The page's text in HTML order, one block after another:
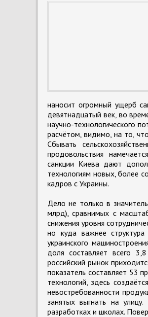
наносит огромный ущерб
девятнадцатый век, во
научно-технологического
расчётом, видимо, на то,
Сбывать
продовольствия
санкции Киева дают
технологиям новых, более
кадров с Украины.
Дело не только в
млрд), сравнимых с
снижения уровня
но куда важнее
украинского
доля составляет всего
российский рынок
показатель составляет 53
технологий, здесь
невостребованности
занятых выгнать на
разработках и школах.